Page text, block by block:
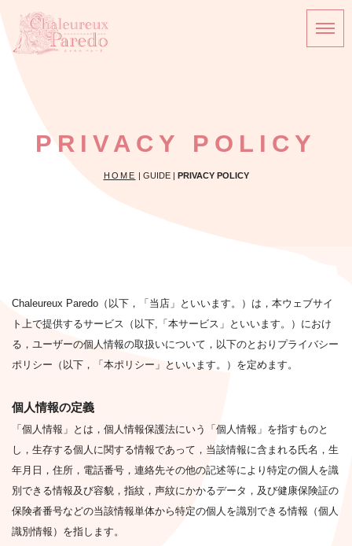
PRIVACY POLICY
HOME | GUIDE | PRIVACY POLICY
Chaleureux Paredo（以下，「当店」といいます。）は，本ウェブサイ
ト上で提供するサービス（以下,「本サービス」といいます。）におけ
る，ユーザーの個人情報の取扱いについて，以下のとおりプライバシー
ポリシー（以下，「本ポリシー」といいます。）を定めます。
個人情報の定義
「個人情報」とは，個人情報保護法にいう「個人情報」を指すものと
し，生存する個人に関する情報であって，当該情報に含まれる氏名，生
年月日，住所，電話番号，連絡先その他の記述等により特定の個人を識
別できる情報及び容貌，指紋，声紋にかかるデータ，及び健康保険証の
保険者番号などの当該情報単体から特定の個人を識別できる情報（個人
識別情報）を指します。